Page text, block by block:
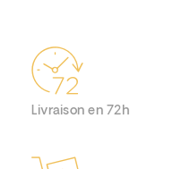
Livraison en 72h